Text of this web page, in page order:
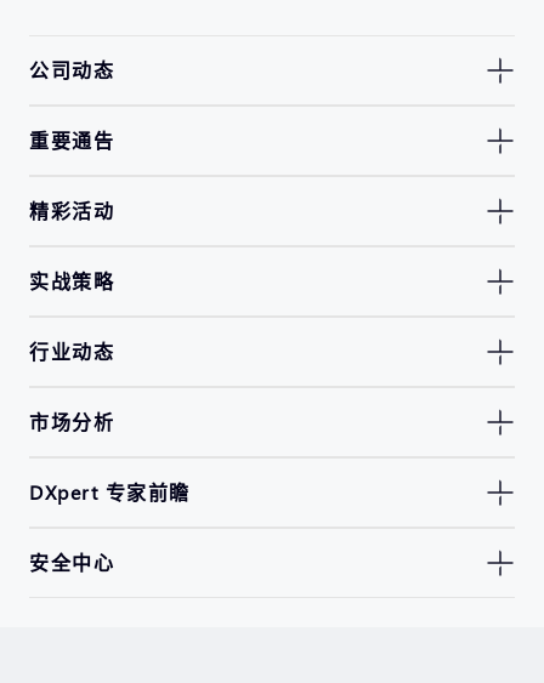
公司动态
重要通告
精彩活动
实战策略
行业动态
市场分析
DXpert 专家前瞻
安全中心